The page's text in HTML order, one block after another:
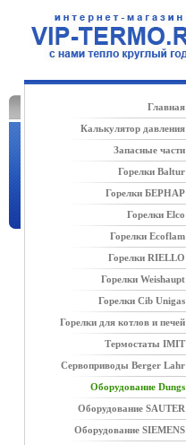
Главная
Калькулятор давления
Запасные части
Горелки Baltur
Горелки БЕРНАР
Горелки Elco
Горелки Ecoflam
Горелки RIELLO
Горелки Weishaupt
Горелки Cib Unigas
Горелки для котлов и печей
Термостаты IMIT
Сервоприводы Berger Lahr
Оборудование Dungs
Оборудование SAUTER
Оборудование SIEMENS